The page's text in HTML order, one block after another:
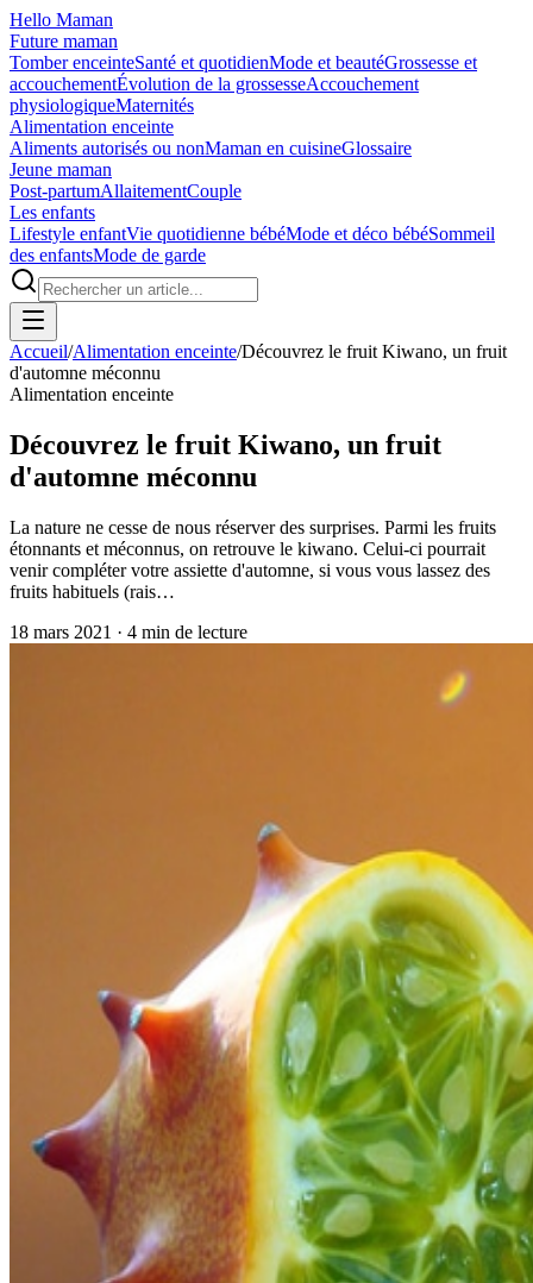
Hello Maman
Future maman
Tomber enceinteSanté et quotidienMode et beautéGrossesse et
accouchementÉvolution de la grossesseAccouchement
physiologiqueMaternités
Alimentation enceinte
Aliments autorisés ou nonMaman en cuisineGlossaire
Jeune maman
Post-partumAllaitementCouple
Les enfants
Lifestyle enfantVie quotidienne bébéMode et déco bébéSommeil
des enfantsMode de garde
Accueil/Alimentation enceinte/Découvrez le fruit Kiwano, un fruit
d'automne méconnu
Alimentation enceinte
Découvrez le fruit Kiwano, un fruit
d'automne méconnu
La nature ne cesse de nous réserver des surprises. Parmi les fruits
étonnants et méconnus, on retrouve le kiwano. Celui-ci pourrait
venir compléter votre assiette d'automne, si vous vous lassez des
fruits habituels (rais…
18 mars 2021 · 4 min de lecture